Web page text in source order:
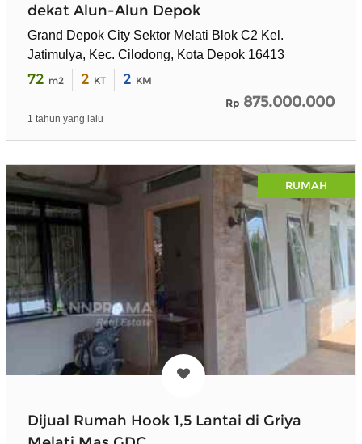
dekat Alun-Alun Depok
Grand Depok City Sektor Melati Blok C2 Kel.
Jatimulya, Kec. Cilodong, Kota Depok 16413
72 m2 2 KT 2 KM
Rp 875.000.000
1 tahun yang lalu
RUMAH
Dijual Rumah Hook 1,5 Lantai di Griya